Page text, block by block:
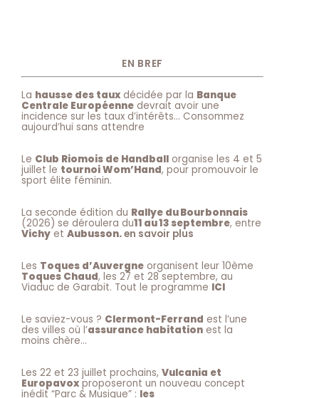
EN BREF
La hausse des taux décidée par la Banque
Centrale Européenne devrait avoir une
incidence sur les taux d’intérêts… Consommez
aujourd’hui sans attendre
Le Club Riomois de Handball organise les 4 et 5
juillet le tournoi Wom’Hand, pour promouvoir le
sport élite féminin.
La seconde édition du Rallye du Bourbonnais
(2026) se déroulera du11 au 13 septembre, entre
Vichy et Aubusson.en savoir plus
Les Toques d’Auvergne organisent leur 10ème
Toques Chaud, les 27 et 28 septembre, au
Viaduc de Garabit. Tout le programme ICI
Le saviez-vous ? Clermont-Ferrand est l’une
des villes où l’assurance habitation est la
moins chère…
Les 22 et 23 juillet prochains, Vulcania et
Europavoxproposeront un nouveau concept
inédit “Parc & Musique” : les